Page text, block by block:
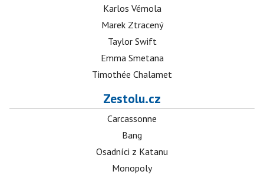
Karlos Vémola
Marek Ztracený
Taylor Swift
Emma Smetana
Timothée Chalamet
Zestolu.cz
Carcassonne
Bang
Osadníci z Katanu
Monopoly